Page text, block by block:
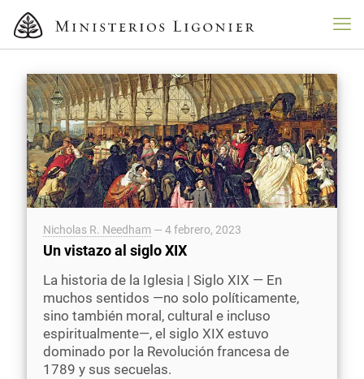
Nicholas R. Needham — 4 febrero, 2023
Un vistazo al siglo XIX
La historia de la Iglesia | Siglo XIX — En
muchos sentidos —no solo políticamente,
sino también moral, cultural e incluso
espiritualmente—, el siglo XIX estuvo
dominado por la Revolución francesa de
1789 y sus secuelas.